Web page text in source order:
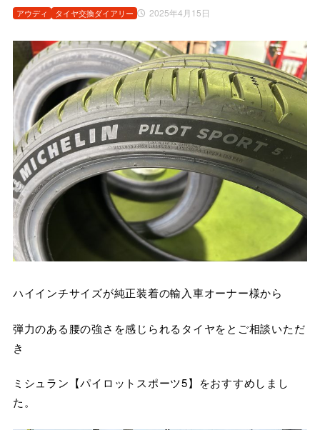
2025年4月15日
アウディ タイヤ交換ダイアリー
ハイインチサイズが純正装着の輸入車オーナー様から
弾力のある腰の強さを感じられるタイヤをとご相談いただ
き
ミシュラン【パイロットスポーツ5】をおすすめしまし
た。